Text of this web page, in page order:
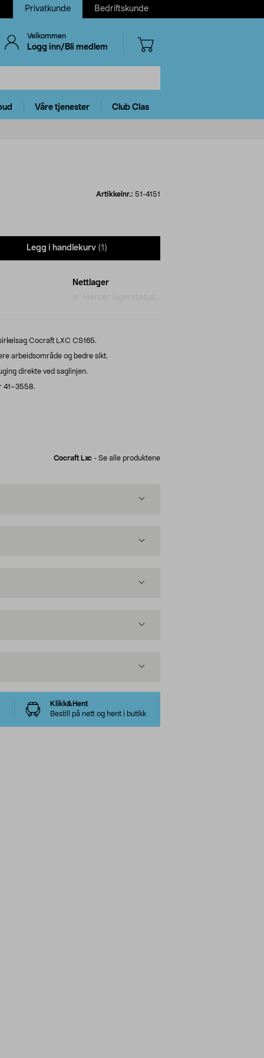
Privatkunde Bedriftskunde
Velkommen
Logg inn/Bli medlem
Våre tjenester Club Clas
Artikkelnr.: 51-4151
Legg i handlekurv (1)
Nettlager
Cocraft LXC CS165.
arbeidsområde og bedre sikt.
direkte ved saglinjen.
41–3558.
Cocraft Lxc - Se alle produktene
Klikk&Hent
Bestill på nett og hent i butikk